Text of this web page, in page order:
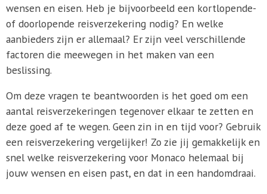
wensen en eisen. Heb je bijvoorbeeld een kortlopende-
of doorlopende reisverzekering nodig? En welke
aanbieders zijn er allemaal? Er zijn veel verschillende
factoren die meewegen in het maken van een
beslissing.
Om deze vragen te beantwoorden is het goed om een
aantal reisverzekeringen tegenover elkaar te zetten en
deze goed af te wegen. Geen zin in en tijd voor? Gebruik
een reisverzekering vergelijker! Zo zie jij gemakkelijk en
snel welke reisverzekering voor Monaco helemaal bij
jouw wensen en eisen past, en dat in een handomdraai.